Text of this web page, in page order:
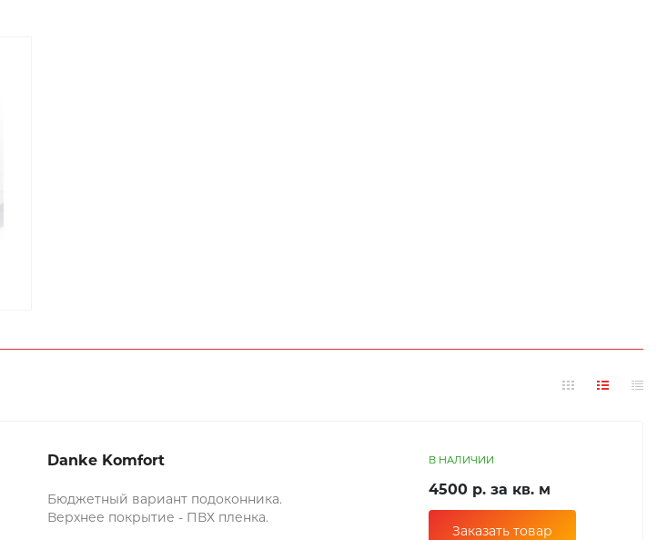
Danke Komfort
Бюджетный вариант подоконника.
Верхнее покрытие - ПВХ пленка.
В НАЛИЧИИ
4500 р. за кв. м
Заказать товар